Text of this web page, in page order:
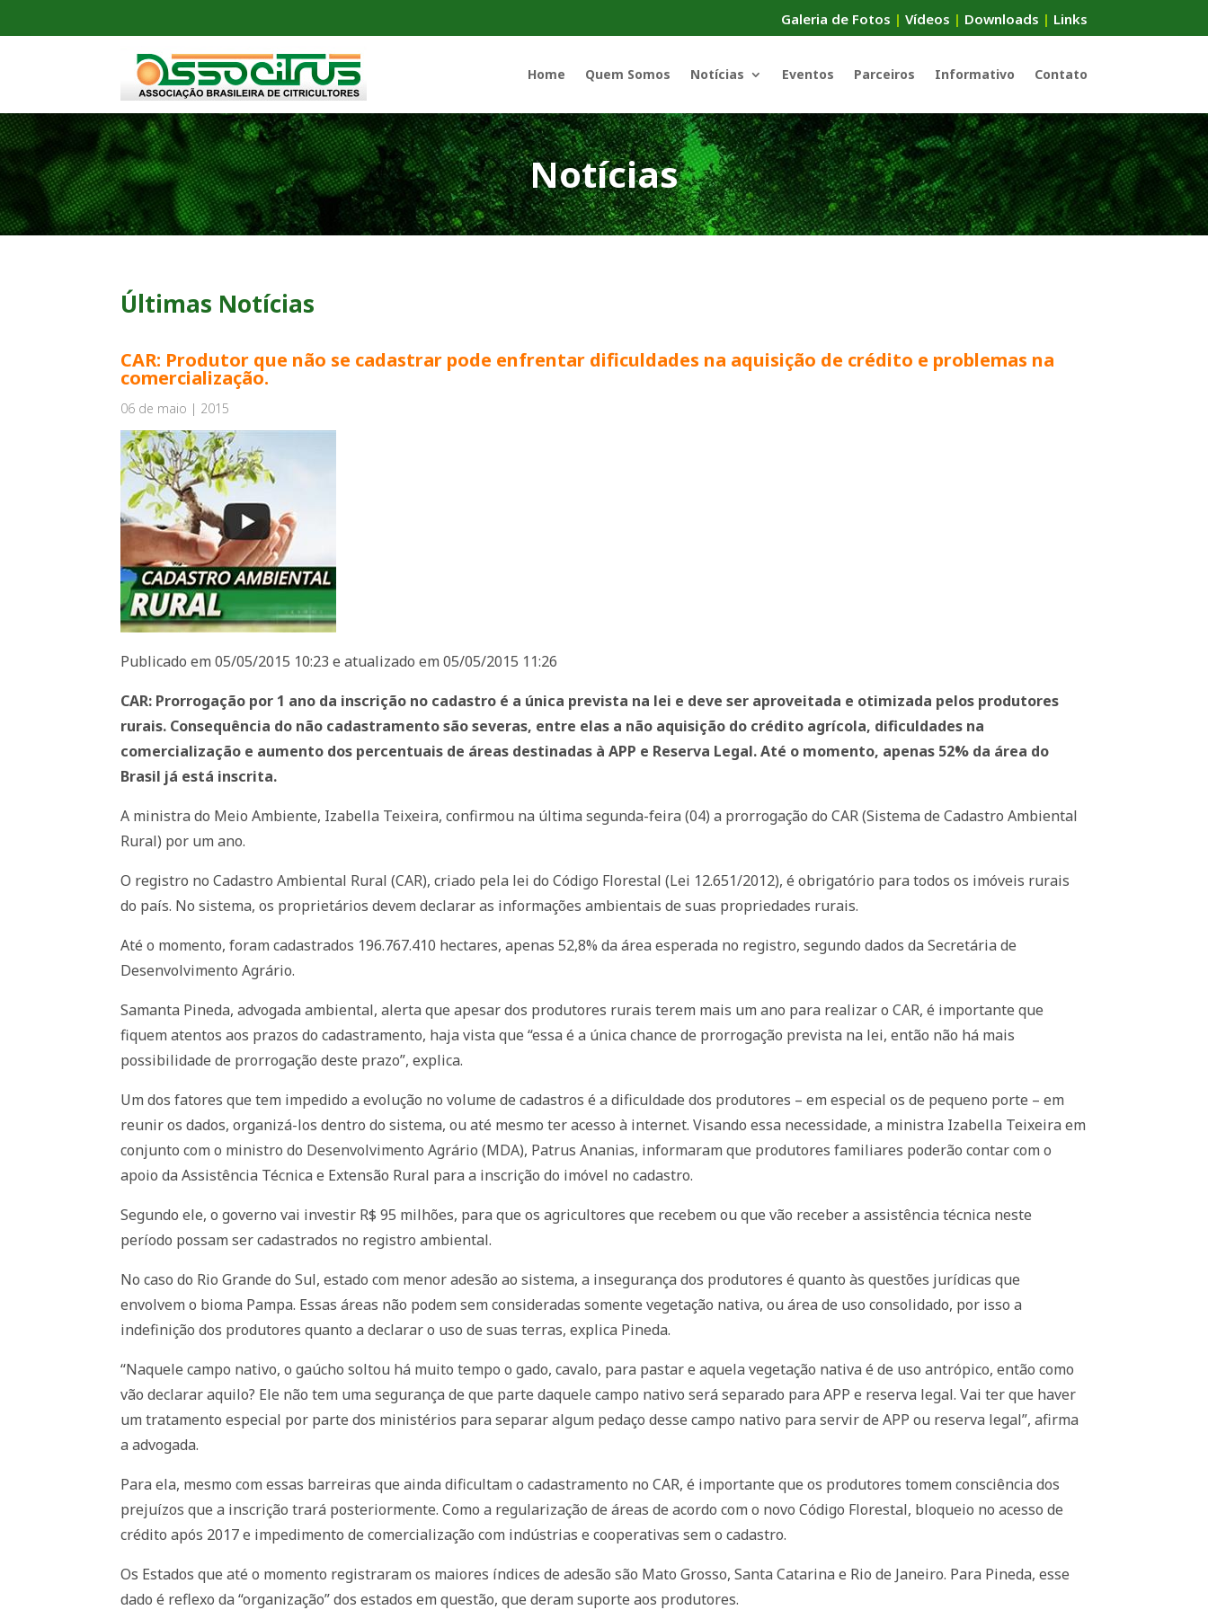
Galeria de Fotos | Vídeos | Downloads | Links
Home Quem Somos Notícias Eventos Parceiros Informativo Contato
Notícias
Últimas Notícias
CAR: Produtor que não se cadastrar pode enfrentar dificuldades na aquisição de crédito e problemas na
comercialização.
06 de maio | 2015
Publicado em 05/05/2015 10:23 e atualizado em 05/05/2015 11:26
CAR: Prorrogação por 1 ano da inscrição no cadastro é a única prevista na lei e deve ser aproveitada e otimizada pelos produtores
rurais. Consequência do não cadastramento são severas, entre elas a não aquisição do crédito agrícola, dificuldades na
comercialização e aumento dos percentuais de áreas destinadas à APP e Reserva Legal. Até o momento, apenas 52% da área do
Brasil já está inscrita.
A ministra do Meio Ambiente, Izabella Teixeira, confirmou na última segunda-feira (04) a prorrogação do CAR (Sistema de Cadastro Ambiental
Rural) por um ano.
O registro no Cadastro Ambiental Rural (CAR), criado pela lei do Código Florestal (Lei 12.651/2012), é obrigatório para todos os imóveis rurais
do país. No sistema, os proprietários devem declarar as informações ambientais de suas propriedades rurais.
Até o momento, foram cadastrados 196.767.410 hectares, apenas 52,8% da área esperada no registro, segundo dados da Secretária de
Desenvolvimento Agrário.
Samanta Pineda, advogada ambiental, alerta que apesar dos produtores rurais terem mais um ano para realizar o CAR, é importante que
fiquem atentos aos prazos do cadastramento, haja vista que “essa é a única chance de prorrogação prevista na lei, então não há mais
possibilidade de prorrogação deste prazo”, explica.
Um dos fatores que tem impedido a evolução no volume de cadastros é a dificuldade dos produtores – em especial os de pequeno porte – em
reunir os dados, organizá-los dentro do sistema, ou até mesmo ter acesso à internet. Visando essa necessidade, a ministra Izabella Teixeira em
conjunto com o ministro do Desenvolvimento Agrário (MDA), Patrus Ananias, informaram que produtores familiares poderão contar com o
apoio da Assistência Técnica e Extensão Rural para a inscrição do imóvel no cadastro.
Segundo ele, o governo vai investir R$ 95 milhões, para que os agricultores que recebem ou que vão receber a assistência técnica neste
período possam ser cadastrados no registro ambiental.
No caso do Rio Grande do Sul, estado com menor adesão ao sistema, a insegurança dos produtores é quanto às questões jurídicas que
envolvem o bioma Pampa. Essas áreas não podem sem consideradas somente vegetação nativa, ou área de uso consolidado, por isso a
indefinição dos produtores quanto a declarar o uso de suas terras, explica Pineda.
“Naquele campo nativo, o gaúcho soltou há muito tempo o gado, cavalo, para pastar e aquela vegetação nativa é de uso antrópico, então como
vão declarar aquilo? Ele não tem uma segurança de que parte daquele campo nativo será separado para APP e reserva legal. Vai ter que haver
um tratamento especial por parte dos ministérios para separar algum pedaço desse campo nativo para servir de APP ou reserva legal”, afirma
a advogada.
Para ela, mesmo com essas barreiras que ainda dificultam o cadastramento no CAR, é importante que os produtores tomem consciência dos
prejuízos que a inscrição trará posteriormente. Como a regularização de áreas de acordo com o novo Código Florestal, bloqueio no acesso de
crédito após 2017 e impedimento de comercialização com indústrias e cooperativas sem o cadastro.
Os Estados que até o momento registraram os maiores índices de adesão são Mato Grosso, Santa Catarina e Rio de Janeiro. Para Pineda, esse
dado é reflexo da “organização” dos estados em questão, que deram suporte aos produtores.